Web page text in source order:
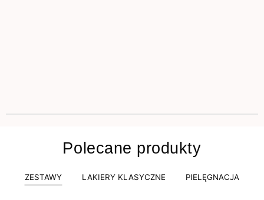
Polecane produkty
ZESTAWY LAKIERY KLASYCZNE PIELĘGNACJA